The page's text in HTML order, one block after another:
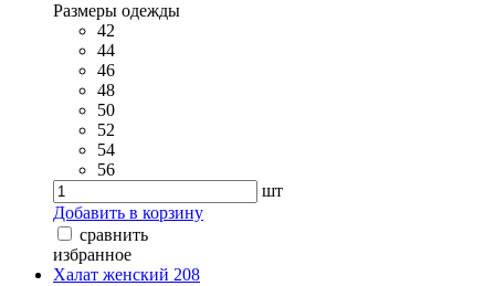
Размеры одежды
42
44
46
48
50
52
54
56
шт
Добавить в корзину
сравнить
избранное
Халат женский 208